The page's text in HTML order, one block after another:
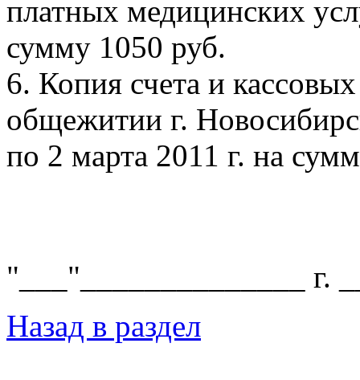
платных медицинских
сумму 1050 руб.
6. Копия счета и
общежитии г.
по 2 марта 2011 г. на
"___"______________ г.
Назад в раздел